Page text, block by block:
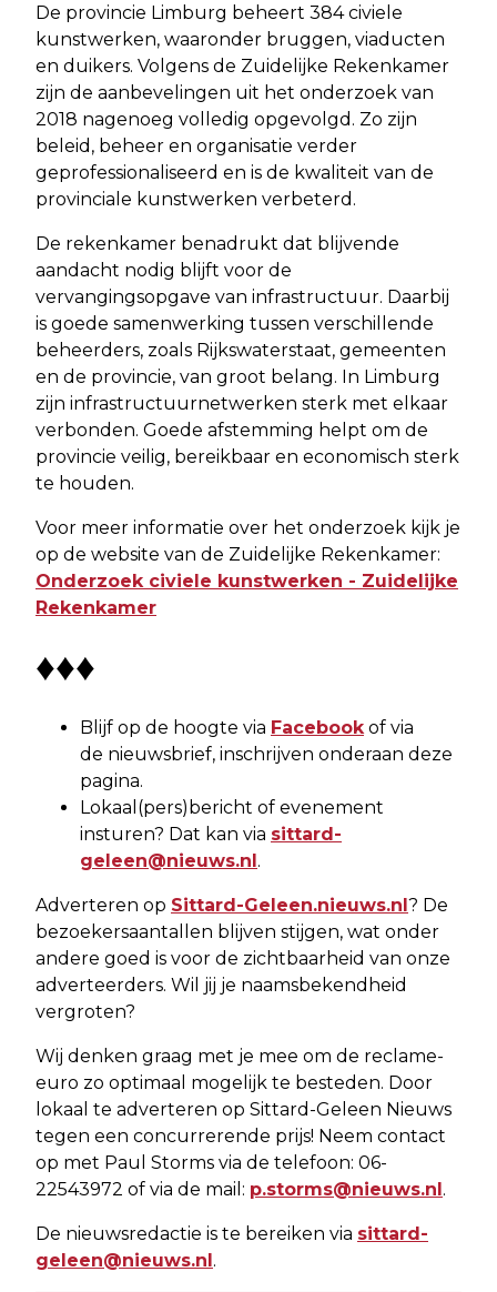
De provincie Limburg beheert 384 civiele
kunstwerken, waaronder bruggen, viaducten
en duikers. Volgens de Zuidelijke Rekenkamer
zijn de aanbevelingen uit het onderzoek van
2018 nagenoeg volledig opgevolgd. Zo zijn
beleid, beheer en organisatie verder
geprofessionaliseerd en is de kwaliteit van de
provinciale kunstwerken verbeterd.
De rekenkamer benadrukt dat blijvende
aandacht nodig blijft voor de
vervangingsopgave van infrastructuur. Daarbij
is goede samenwerking tussen verschillende
beheerders, zoals Rijkswaterstaat, gemeenten
en de provincie, van groot belang. In Limburg
zijn infrastructuurnetwerken sterk met elkaar
verbonden. Goede afstemming helpt om de
provincie veilig, bereikbaar en economisch sterk
te houden.
Voor meer informatie over het onderzoek kijk je
op de website van de Zuidelijke Rekenkamer:
Onderzoek civiele kunstwerken - Zuidelijke
Rekenkamer
♦♦♦
Blijf op de hoogte via Facebookof via
de nieuwsbrief, inschrijven onderaan deze
pagina.
Lokaal(pers)bericht of evenement
insturen? Dat kan via sittard-
geleen@nieuws.nl.
Adverteren op Sittard-Geleen.nieuws.nl? De
bezoekersaantallen blijven stijgen, wat onder
andere goed is voor de zichtbaarheid van onze
adverteerders. Wil jij je naamsbekendheid
vergroten?
Wij denken graag met je mee om de reclame-
euro zo optimaal mogelijk te besteden. Door
lokaal te adverteren op Sittard-Geleen Nieuws
tegen een concurrerende prijs! Neem contact
op met Paul Storms via de telefoon: 06-
22543972 of via de mail: p.storms@nieuws.nl.
De nieuwsredactie is te bereiken via sittard-
geleen@nieuws.nl.